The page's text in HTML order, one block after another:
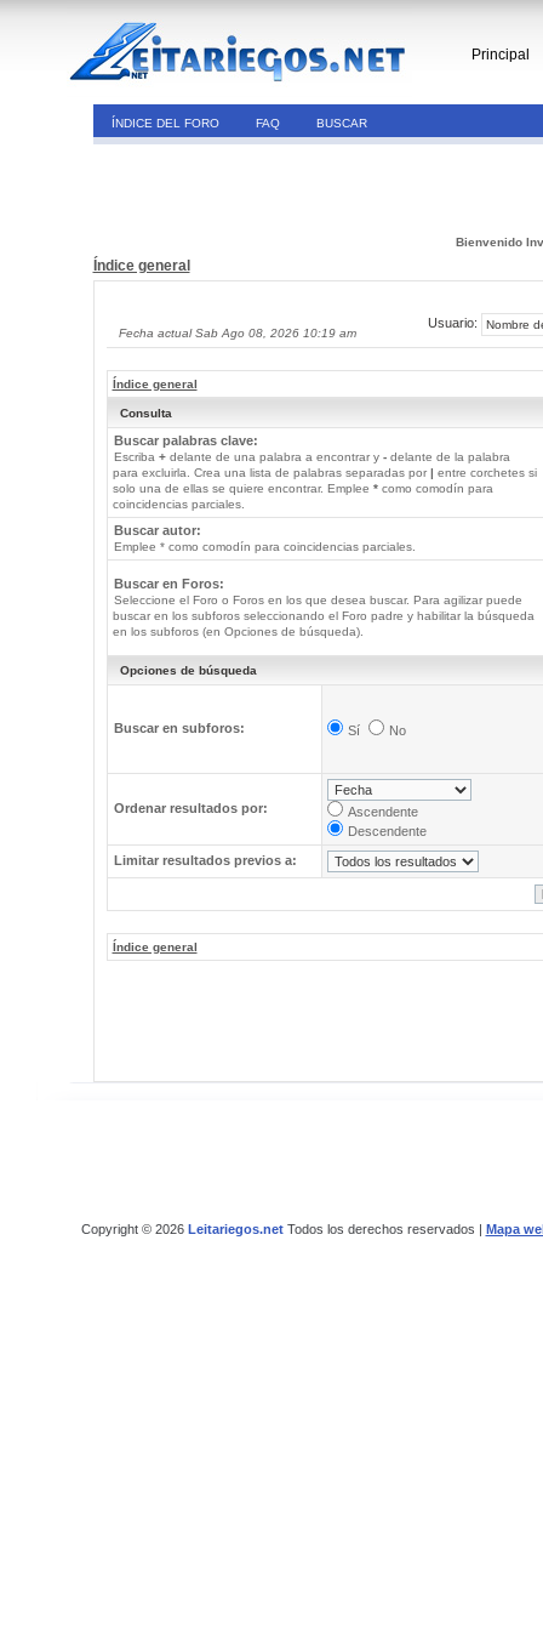
Principal
ÍNDICE DEL FORO FAQ BUSCAR
Bienvenido
Índice general
Fecha actual Sab Ago 08, 2026 10:19 am
Usuario:
Índice general
Consulta
Buscar palabras clave:
Escriba +delante de una palabra a encontrar y -delante de la palabra
para excluirla. Crea una lista de palabras separadas por | entre corchetes si
solo una de ellas se quiere encontrar. Emplee *como comodín para
coincidencias parciales.
Buscar autor:
Emplee * como comodín para coincidencias parciales.
Buscar en Foros:
Seleccione el Foro o Foros en los que desea buscar. Para agilizar puede
buscar en los subforos seleccionando el Foro padre y habilitar la búsqueda
en los subforos (en Opciones de búsqueda).
Opciones de búsqueda
Buscar en subforos: Sí No
Ordenar resultados por:
Ascendente
Descendente
Limitar resultados previos a:
Índice general
Copyright © 2026 Leitariegos.netTodos los derechos reservados | Mapa